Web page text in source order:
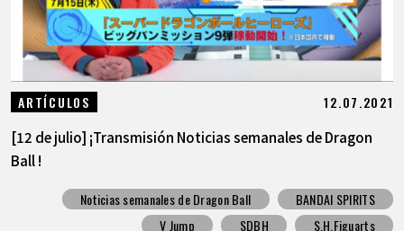
ARTÍCULOS 12.07.2021
[12 de julio] ¡Transmisión Noticias semanales de Dragon
Ball !
Noticias semanales de Dragon Ball
BANDAI SPIRITS
V Jump
SDBH S.H.Figuarts